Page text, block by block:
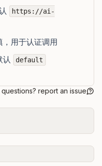
https://ai-
，用于认证调用
认 default
report an issue